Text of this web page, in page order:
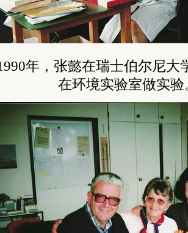
年，张懿在瑞士伯尔尼大
在环境实验室做实验